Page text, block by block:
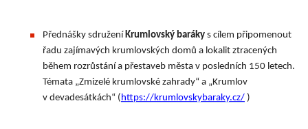
Přednášky sdružení Krumlovský baráky s cílem připomenout
řadu zajímavých krumlovských domů a lokalit ztracených
během rozrůstání a přestaveb města v posledních 150 letech.
Témata „Zmizelé krumlovské zahrady“ a „Krumlov
v devadesátkách“ ( https://krumlovskybaraky.cz/ )